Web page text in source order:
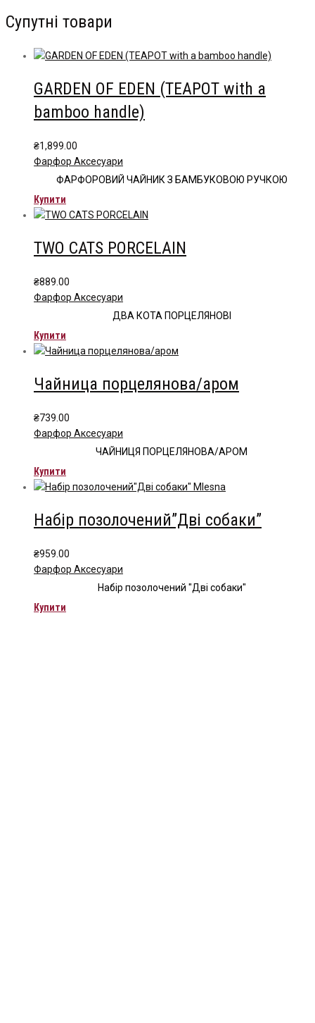
Супутні товари
GARDEN OF EDEN (ТEAPOT with a
bamboo handle)
₴1,899.00
Фарфор Аксесуари
ФАРФОРОВИЙ ЧАЙНИК З БАМБУКОВОЮ РУЧКОЮ
Купити
TWO CATS PORCELAIN
₴889.00
Фарфор Аксесуари
ДВА КОТА ПОРЦЕЛЯНОВІ
Купити
Чайница порцелянова/аром
₴739.00
Фарфор Аксесуари
ЧАЙНИЦЯ ПОРЦЕЛЯНОВА/АРОМ
Купити
Набір позолочений”Дві собаки”
₴959.00
Фарфор Аксесуари
Набір позолочений "Дві собаки"
Купити